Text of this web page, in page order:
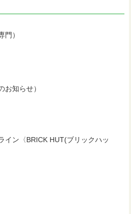
門）
お知らせ）
イン〈BRICK HUT(ブリックハッ